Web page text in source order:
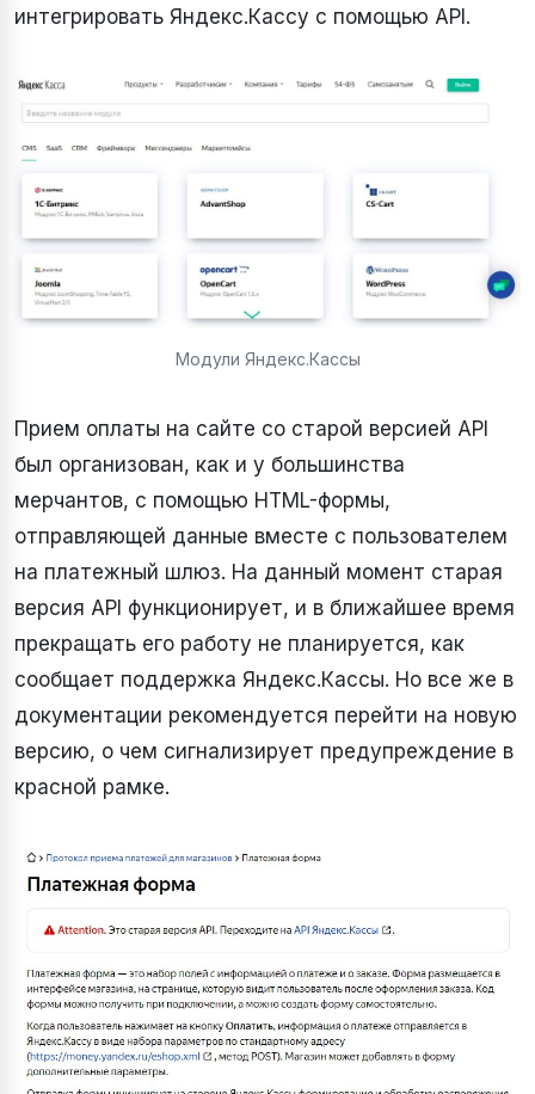
интегрировать Яндекс.Кассу с помощью API.
Модули Яндекс.Кассы
Прием оплаты на сайте со старой версией API
был организован, как и у большинства
мерчантов, с помощью HTML-формы,
отправляющей данные вместе с пользователем
на платежный шлюз. На данный момент старая
версия API функционирует, и в ближайшее время
прекращать его работу не планируется, как
сообщает поддержка Яндекс.Кассы. Но все же в
документации рекомендуется перейти на новую
версию, о чем сигнализирует предупреждение в
красной рамке.